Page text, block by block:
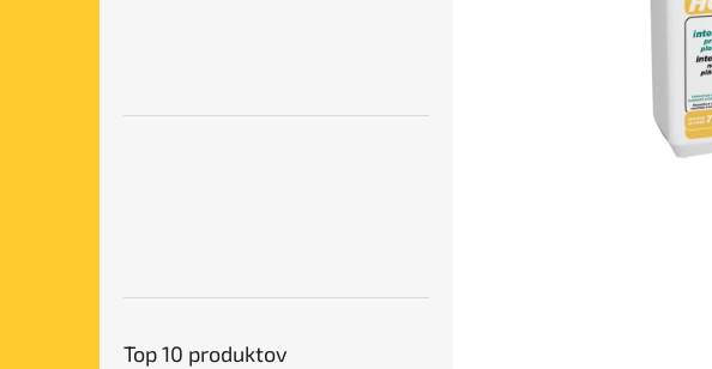
Top 10 produktov